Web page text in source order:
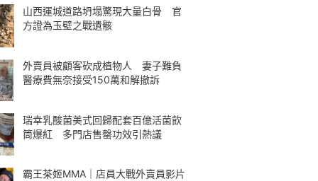
山西運城道路坍塌驚現大量白骨 官
方證為玉壁之戰遺骸
外賣員被顧客砍成植物人 妻子難負
醫療費無奈接受150萬和解撤訴
瑞幸乳酸菌美式回歸配套百億活菌飲
筒爆紅 多門店售罄功效引熱議
霸王茶姬MMA｜店員大戰外賣員影片